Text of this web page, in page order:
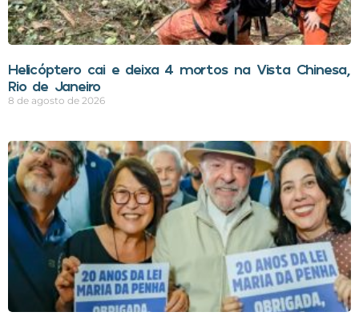
Helicóptero cai e deixa 4 mortos na Vista Chinesa,
Rio de Janeiro
8 de agosto de 2026